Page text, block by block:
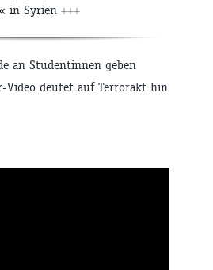
in Syrien +++
an Studentinnen geben
Video deutet auf Terrorakt hin